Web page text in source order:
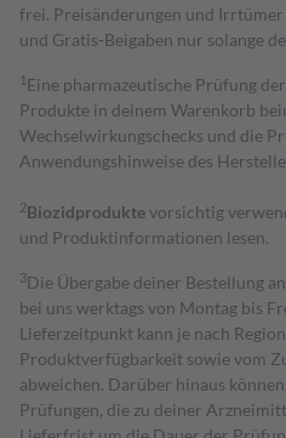
frei. Preisänderungen und
und Gratis-Beigaben nur solange
1 Eine pharmazeutische Prüfung
Produkte in deinem Warenkorb
Wechselwirkungschecks und die
Anwendungshinweise des
2Biozidproduktevorsichtig
und Produktinformationen lesen.
3Die Übergabe deiner Bestellung
bei uns werktags von Montag bis
Lieferzeitpunkt kann je nach
Produktverfügbarkeit sowie vom
abweichen. Darüber hinaus
Prüfungen, die zu deiner